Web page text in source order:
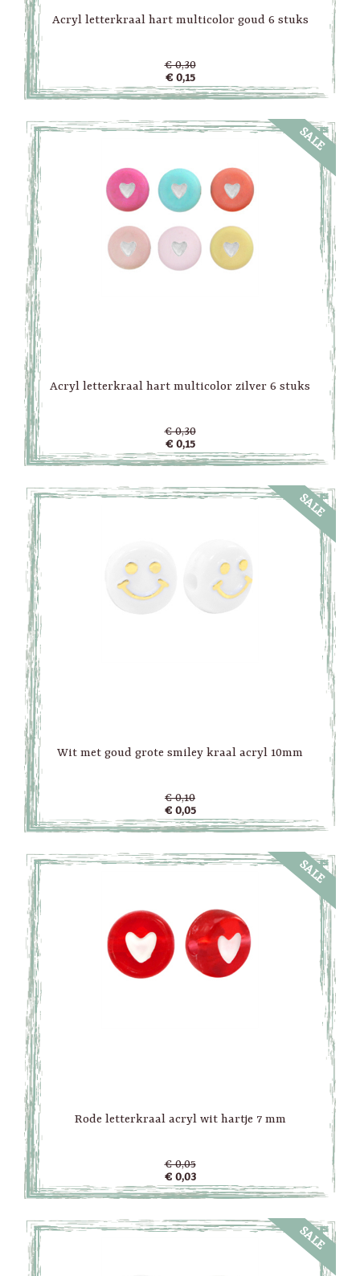
Acryl letterkraal hart multicolor goud 6 stuks
€ 0,30
€ 0,15
SALE
Acryl letterkraal hart multicolor zilver 6 stuks
€ 0,30
€ 0,15
SALE
Wit met goud grote smiley kraal acryl 10mm
€ 0,10
€ 0,05
SALE
Rode letterkraal acryl wit hartje 7 mm
€ 0,05
€ 0,03
SALE